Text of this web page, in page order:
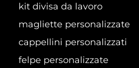
kit divisa da lavoro
magliette personalizzate
cappellini personalizzati
felpe personalizzate